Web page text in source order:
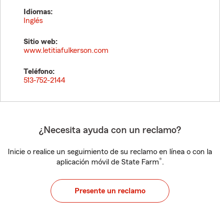
Idiomas:
Inglés
Sitio web:
www.letitiafulkerson.com
Teléfono:
513-752-2144
¿Necesita ayuda con un reclamo?
Inicie o realice un seguimiento de su reclamo en línea o con la
aplicación móvil de State Farm®.
Presente un reclamo